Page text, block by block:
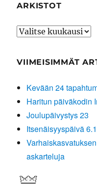
ARKISTOT
Arkistot
VIIMEISIMMÄT
Kevään 24
Haritun päiväkodin
Joulupäivystys 23
Itsenäisyyspäivä
askarteluja